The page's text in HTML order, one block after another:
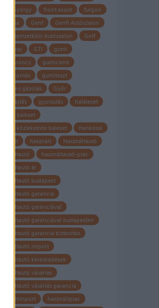
Frank György
front assist
furgon
garancia
Genf
Genfi Autószalon
Genfi Nemzetközi Autószalon
Golf
Goodyear
GTI
gumi
gumiabroncs
gumicsere
guminyomás
gumiteszt
gyalogos gázolás
Győr
gyorshajtás
gyorsulás
haláleset
halálos baleset
halálos közlekedési baleset
Hankook
használt
hasznalt
Használtautó
használtautó
használtautó-piac
használtautó ár
használtautó budapest
használtautó garancia
használtautó garanciával
használtautó garanciával budapesten
használtautó garancia biztosítás
használtautó import
használtautó kereskedések
használtautó vásárlás
használtautó vásárlás garancia
használtimport
használtpiac